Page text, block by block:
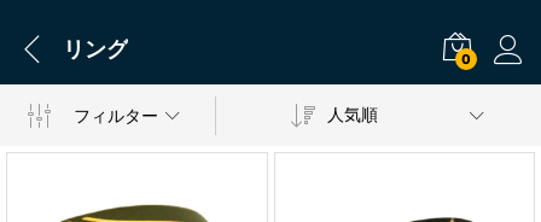
リング 0
フィルター 人気順